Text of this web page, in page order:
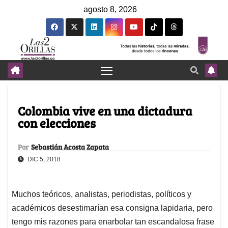
agosto 8, 2026
Colombia vive en una dictadura
con elecciones
Por Sebastián Acosta Zapata
DIC 5, 2018
Muchos teóricos, analistas, periodistas, políticos y
académicos desestimarían esa consigna lapidaria, pero
tengo mis razones para enarbolar tan escandalosa frase